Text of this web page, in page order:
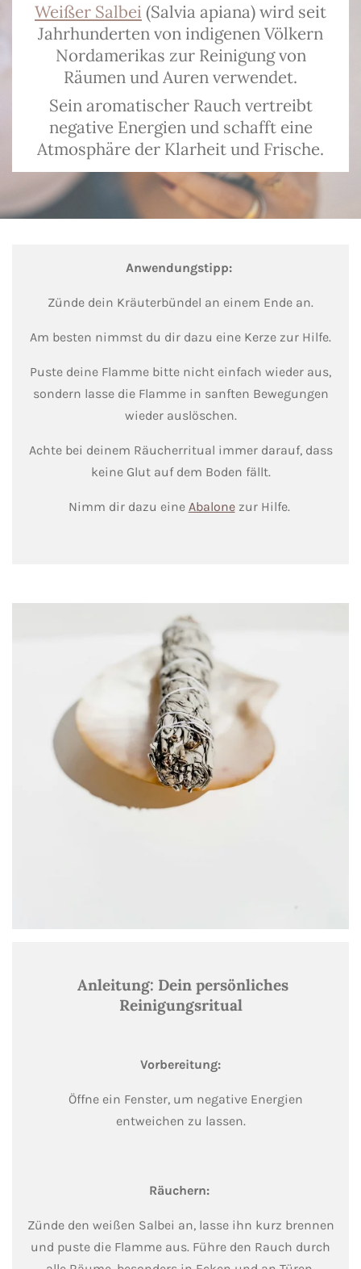
Weißer Salbei (Salvia apiana) wird seit
Jahrhunderten von indigenen Völkern
Nordamerikas zur Reinigung von
Räumen und Auren verwendet.
Sein aromatischer Rauch vertreibt
negative Energien und schafft eine
Atmosphäre der Klarheit und Frische.
Anwendungstipp:
Zünde dein Kräuterbündel an einem Ende an.
Am besten nimmst du dir dazu eine Kerze zur Hilfe.
Puste deine Flamme bitte nicht einfach wieder aus,
sondern lasse die Flamme in sanften Bewegungen
wieder auslöschen.
Achte bei deinem Räucherritual immer darauf, dass
keine Glut auf dem Boden fällt.
Nimm dir dazu eine Abalonezur Hilfe.
Anleitung: Dein persönliches
Reinigungsritual
Vorbereitung:
Öffne ein Fenster, um negative Energien
entweichen zu lassen.
Räuchern:
Zünde den weißen Salbei an, lasse ihn kurz brennen
und puste die Flamme aus. Führe den Rauch durch